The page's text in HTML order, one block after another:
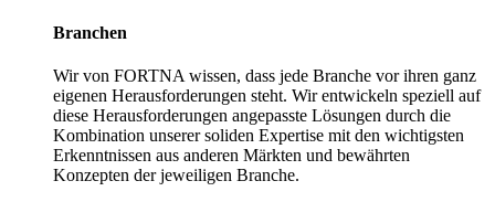
Branchen
Wir von FORTNA wissen, dass jede Branche vor ihren ganz
eigenen Herausforderungen steht. Wir entwickeln speziell auf
diese Herausforderungen angepasste Lösungen durch die
Kombination unserer soliden Expertise mit den wichtigsten
Erkenntnissen aus anderen Märkten und bewährten
Konzepten der jeweiligen Branche.